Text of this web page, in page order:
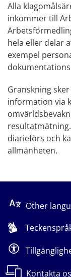
Alla
inkommer till
hela eller delar
exempel
Granskning
information via
diarieförs och
allmänheten.
Other
Kontakta